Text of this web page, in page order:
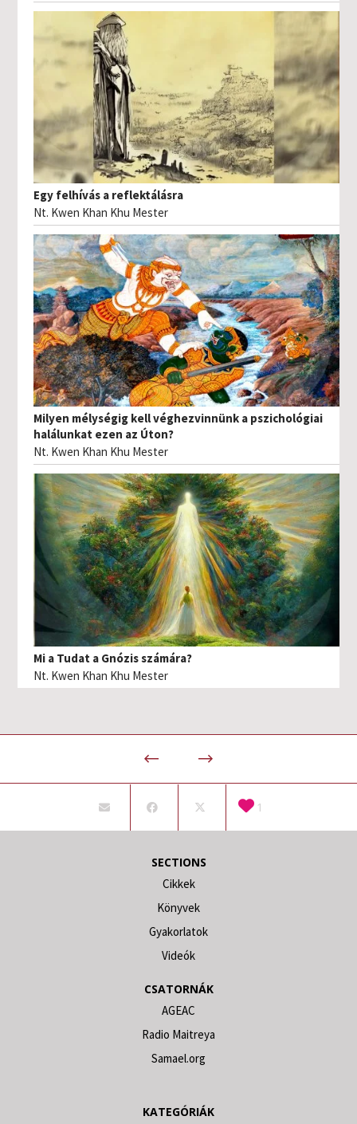
Egy felhívás a reflektálásra
Nt. Kwen Khan Khu Mester
Milyen mélységig kell véghezvinnünk a pszichológiai
halálunkat ezen az Úton?
Nt. Kwen Khan Khu Mester
Mi a Tudat a Gnózis számára?
Nt. Kwen Khan Khu Mester
1
SECTIONS
Cikkek
Könyvek
Gyakorlatok
Videók
CSATORNÁK
AGEAC
Radio Maitreya
Samael.org
KATEGÓRIÁK